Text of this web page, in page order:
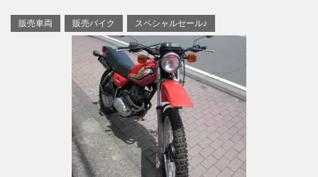
販売車両 販売バイク スペシャルセール♪